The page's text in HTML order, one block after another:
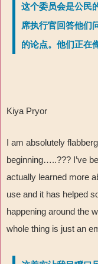
这个委员会是公民
席执行官回答他们
的论点。他们正在
Kiya Pryor
I am absolutely
beginning…..??? I’ve
actually learned more
use and it has helped
happening around the
whole thing is just an